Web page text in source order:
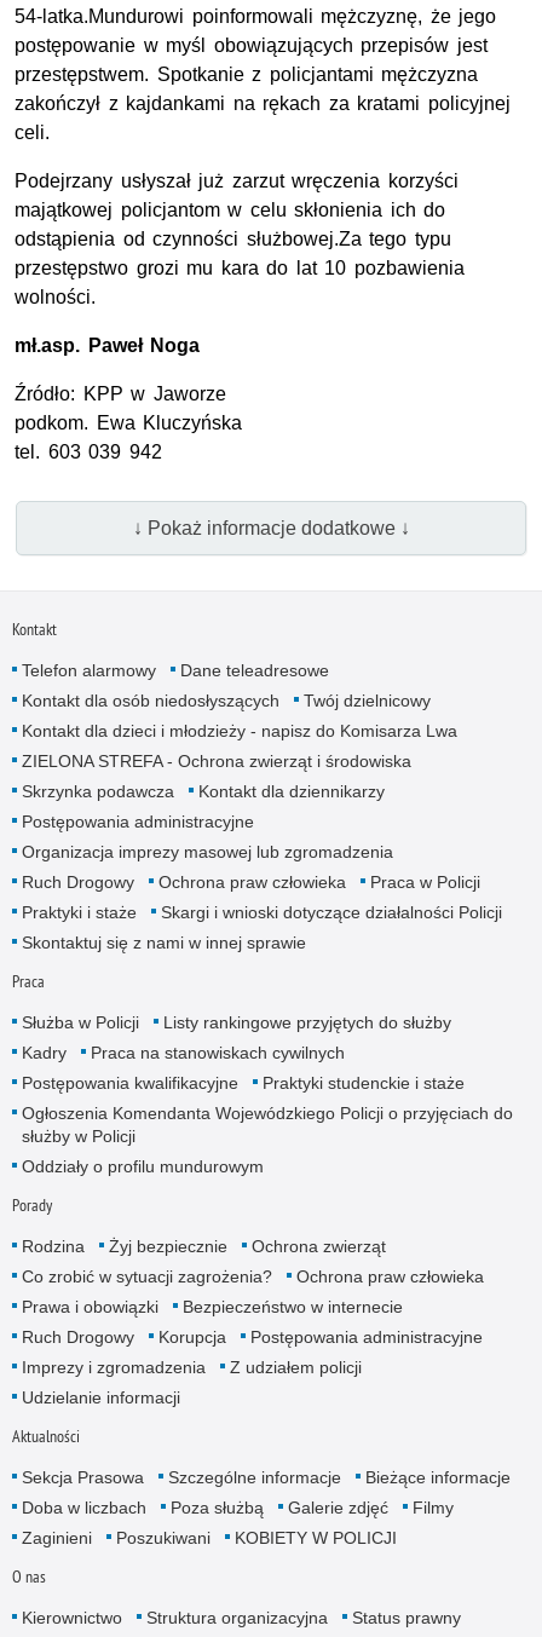
54-latka.Mundurowi poinformowali mężczyznę, że jego
postępowanie w myśl obowiązujących przepisów jest
przestępstwem. Spotkanie z policjantami mężczyzna
zakończył z kajdankami na rękach za kratami policyjnej
celi.
Podejrzany usłyszał już zarzut wręczenia korzyści
majątkowej policjantom w celu skłonienia ich do
odstąpienia od czynności służbowej.Za tego typu
przestępstwo grozi mu kara do lat 10 pozbawienia
wolności.
mł.asp. Paweł Noga
Źródło: KPP w Jaworze
podkom. Ewa Kluczyńska
tel. 603 039 942
↓ Pokaż informacje dodatkowe ↓
Kontakt
Telefon alarmowy
Dane teleadresowe
Kontakt dla osób niedosłyszących
Twój dzielnicowy
Kontakt dla dzieci i młodzieży - napisz do Komisarza Lwa
ZIELONA STREFA - Ochrona zwierząt i środowiska
Skrzynka podawcza
Kontakt dla dziennikarzy
Postępowania administracyjne
Organizacja imprezy masowej lub zgromadzenia
Ruch Drogowy
Ochrona praw człowieka
Praca w Policji
Praktyki i staże
Skargi i wnioski dotyczące działalności Policji
Skontaktuj się z nami w innej sprawie
Praca
Służba w Policji
Listy rankingowe przyjętych do służby
Kadry
Praca na stanowiskach cywilnych
Postępowania kwalifikacyjne
Praktyki studenckie i staże
Ogłoszenia Komendanta Wojewódzkiego Policji o przyjęciach do
służby w Policji
Oddziały o profilu mundurowym
Porady
Rodzina Żyj bezpiecznie
Ochrona zwierząt
Co zrobić w sytuacji zagrożenia?
Ochrona praw człowieka
Prawa i obowiązki
Bezpieczeństwo w internecie
Ruch Drogowy
Korupcja
Postępowania administracyjne
Imprezy i zgromadzenia
Z udziałem policji
Udzielanie informacji
Aktualności
Sekcja Prasowa Szczególne informacje
Bieżące informacje
Doba w liczbach
Poza służbą Galerie zdjęć
Filmy
Zaginieni
Poszukiwani KOBIETY W POLICJI
O nas
Kierownictwo Struktura organizacyjna
Status prawny